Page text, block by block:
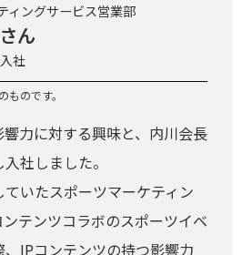
ィングサービス営業部
ん
社
のです。
力に対する興味と、内川会長
社しました。
いたスポーツマーケティン
テンツコラボのスポーツイベ
IPコンテンツの持つ影響力